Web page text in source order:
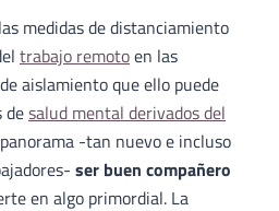
medidas de distanciamiento
trabajo remotoen las
aislamiento que ello puede
desalud mental derivados del
-tan nuevo e incluso
ser buen compañero
en algo primordial. La